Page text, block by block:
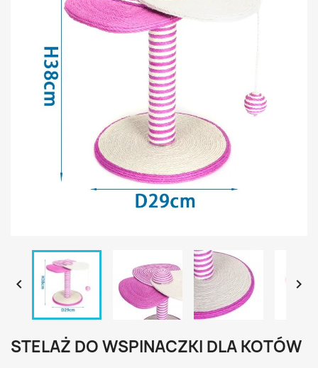
 
STELAŻ DO WSPINACZKI DLA KOTÓW